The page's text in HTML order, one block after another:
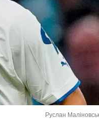
Руслан